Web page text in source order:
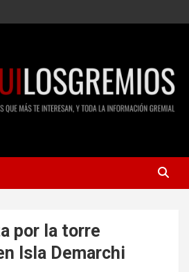
por la torre
Isla Demarchi